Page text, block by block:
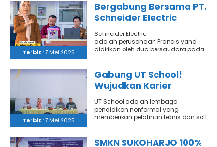
menyelenggarakan..
Terbit : 7 Mei 2025
Bergabung Bersama PT.
Schneider Electric
Cikarang! Kesempatan
Emas untuk Alumni
SMKN Sukoharjo!
Schneider Electric
adalah perusahaan Prancis yand
didirikan oleh dua bersaudara pada
Terbit : 7 Mei 2025
Gabung UT School!
Wujudkan Karier
Teknikmu dari SMKN
Sukoharjo!
UT School adalah lembaga
pendidikan nonformal yang
memberikan pelatihan teknis dan soft
SMKN SUKOHARJO 100%